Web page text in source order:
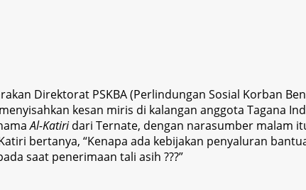
Direktorat PSKBA (Perlindungan Sosial Korban
kesan miris di kalangan anggota Tagana
Al-Katiridari Ternate, dengan narasumber malam
bertanya, “Kenapa ada kebijakan penyaluran
saat penerimaan tali asih ???”